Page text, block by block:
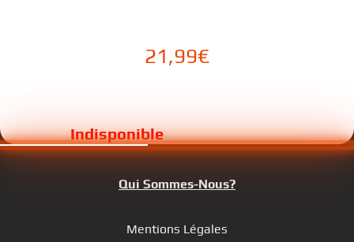
21,99€
Qui Sommes-Nous?
Mentions Légales